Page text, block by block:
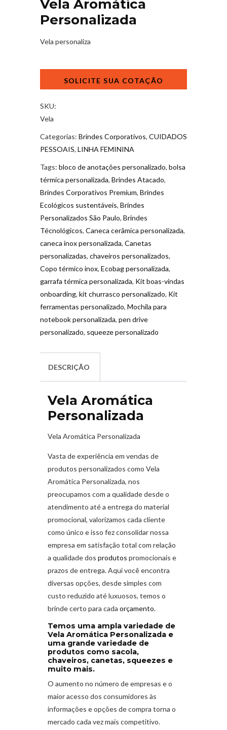
Vela Aromática
Personalizada
Vela personaliza
Personalizada
SKU:
Vela
Categorias: Brindes Corporativos, CUIDADOS
PESSOAIS, LINHA FEMININA
Tags: bloco de anotações personalizado, bolsa
térmica personalizada, Brindes Atacado,
Brindes Corporativos Premium, Brindes
Ecológicos sustentáveis, Brindes
Personalizados São Paulo, Brindes
Técnológicos, Caneca cerâmica personalizada,
caneca inox personalizada, Canetas
personalizadas, chaveiros personalizados,
Copo térmico inox, Ecobag personalizada,
garrafa térmica personalizada, Kit boas-vindas
onboarding, kit churrasco personalizado, Kit
ferramentas personalizado, Mochila para
notebook personalizada, pen drive
personalizado, squeeze personalizado
DESCRIÇÃO
Vela Aromática
Personalizada
Vela Aromática Personalizada
Vasta de experiência em vendas de
produtos personalizados como Vela
Aromática Personalizada, nos
preocupamos com a qualidade desde o
atendimento até a entrega do material
promocional, valorizamos cada cliente
como único e isso fez consolidar nossa
empresa em satisfação total com relação
a qualidade dos produtos promocionais e
prazos de entrega. Aqui você encontra
diversas opções, desde simples com
custo reduzido até luxuosos, temos o
brinde certo para cada orçamento.
Temos uma ampla variedade de
Vela Aromática Personalizada e
uma grande variedade de
produtos como sacola,
chaveiros, canetas, squeezes e
muito mais.
O aumento no número de empresas e o
maior acesso dos consumidores às
informações e opções de compra torna o
mercado cada vez mais competitivo.